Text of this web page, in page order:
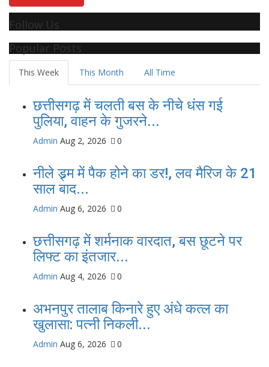
Follow Us
Popular Posts
This Week This Month All Time
छत्तीसगढ़ में चलती बस के नीचे धंस गई
पुलिया, वाहन के गुजरने...
Admin Aug 2, 2026 0
नीले ड्र्म में पैक होने का डर!, लव मैरिज के 21
साल बाद...
Admin Aug 6, 2026 0
छत्तीसगढ़ में शर्मनाक वारदात, बस छूटने पर
लिफ्ट का इंतजार...
Admin Aug 4, 2026 0
अभनपुर तालाब किनारे हुए अंधे कत्ल का
खुलासा: पत्नी निकली...
Admin Aug 6, 2026 0